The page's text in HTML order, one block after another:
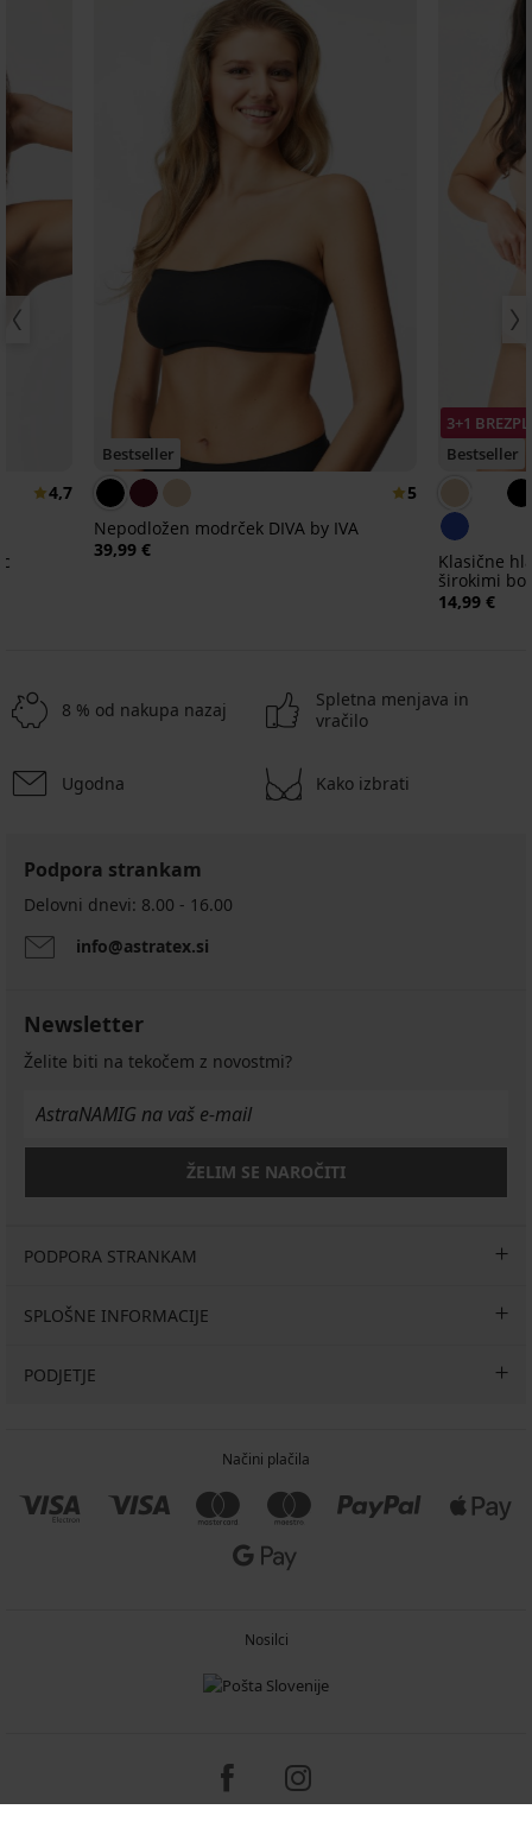
4,7
Bestseller
5
Nepodložen modrček DIVA by IVA
39,99 €
3+1
Bestseller
Klasične
širokimi
14,99 €
8 % od nakupa nazaj
Spletna menjava in
vračilo
Ugodna Kako izbrati
Podpora strankam
Delovni dnevi: 8.00 - 16.00
info@astratex.si
Newsletter
Želite biti na tekočem z novostmi?
ŽELIM SE NAROČITI
PODPORA STRANKAM
SPLOŠNE INFORMACIJE
PODJETJE
Načini plačila
Nosilci